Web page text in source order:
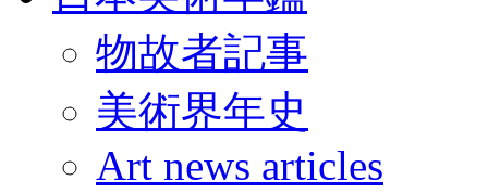
物故者記事
美術界年史
Art news articles